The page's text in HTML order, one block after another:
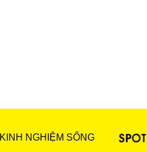
KINH NGHIỆM SỐNG